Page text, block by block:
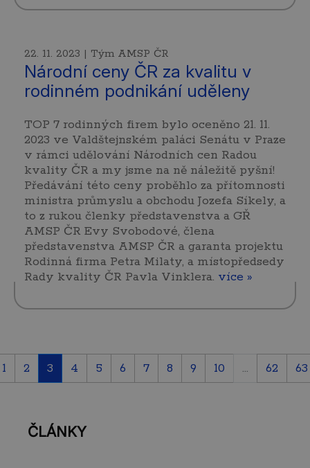
22. 11. 2023 | Tým AMSP ČR
Národní ceny ČR za kvalitu v
rodinném podnikání uděleny
TOP 7 rodinných firem bylo oceněno 21. 11.
2023 ve Valdštejnském paláci Senátu v Praze
v rámci udělování Národních cen Radou
kvality ČR a my jsme na ně náležitě pyšní!
Předávání této ceny proběhlo za přítomnosti
ministra průmyslu a obchodu Jozefa Síkely, a
to z rukou členky představenstva a GŘ
AMSP ČR Evy Svobodové, člena
představenstva AMSP ČR a garanta projektu
Rodinná firma Petra Milaty, a místopředsedy
Rady kvality ČR Pavla Vinklera. více »
1 2 3 4 5 6 7 8 9 10 ... 62 63
ČLÁNKY